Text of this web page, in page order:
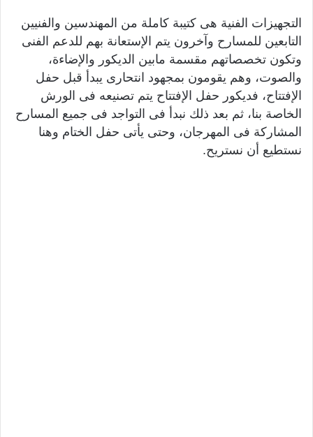
التجهيزات الفنية هى كتيبة كاملة من المهندسين والفنيين
التابعين للمسارح وآخرون يتم الإستعانة بهم للدعم الفنى
وتكون تخصصاتهم مقسمة مابين الديكور والإضاءة،
والصوت، وهم يقومون بمجهود انتحارى يبدأ قبل حفل
الإفتتاح، فديكور حفل الإفتتاح يتم تصنيعه فى الورش
الخاصة بنا، ثم بعد ذلك نبدأ فى التواجد فى جميع المسارح
المشاركة فى المهرجان، وحتى يأتى حفل الختام وهنا
نستطيع أن نستريح.